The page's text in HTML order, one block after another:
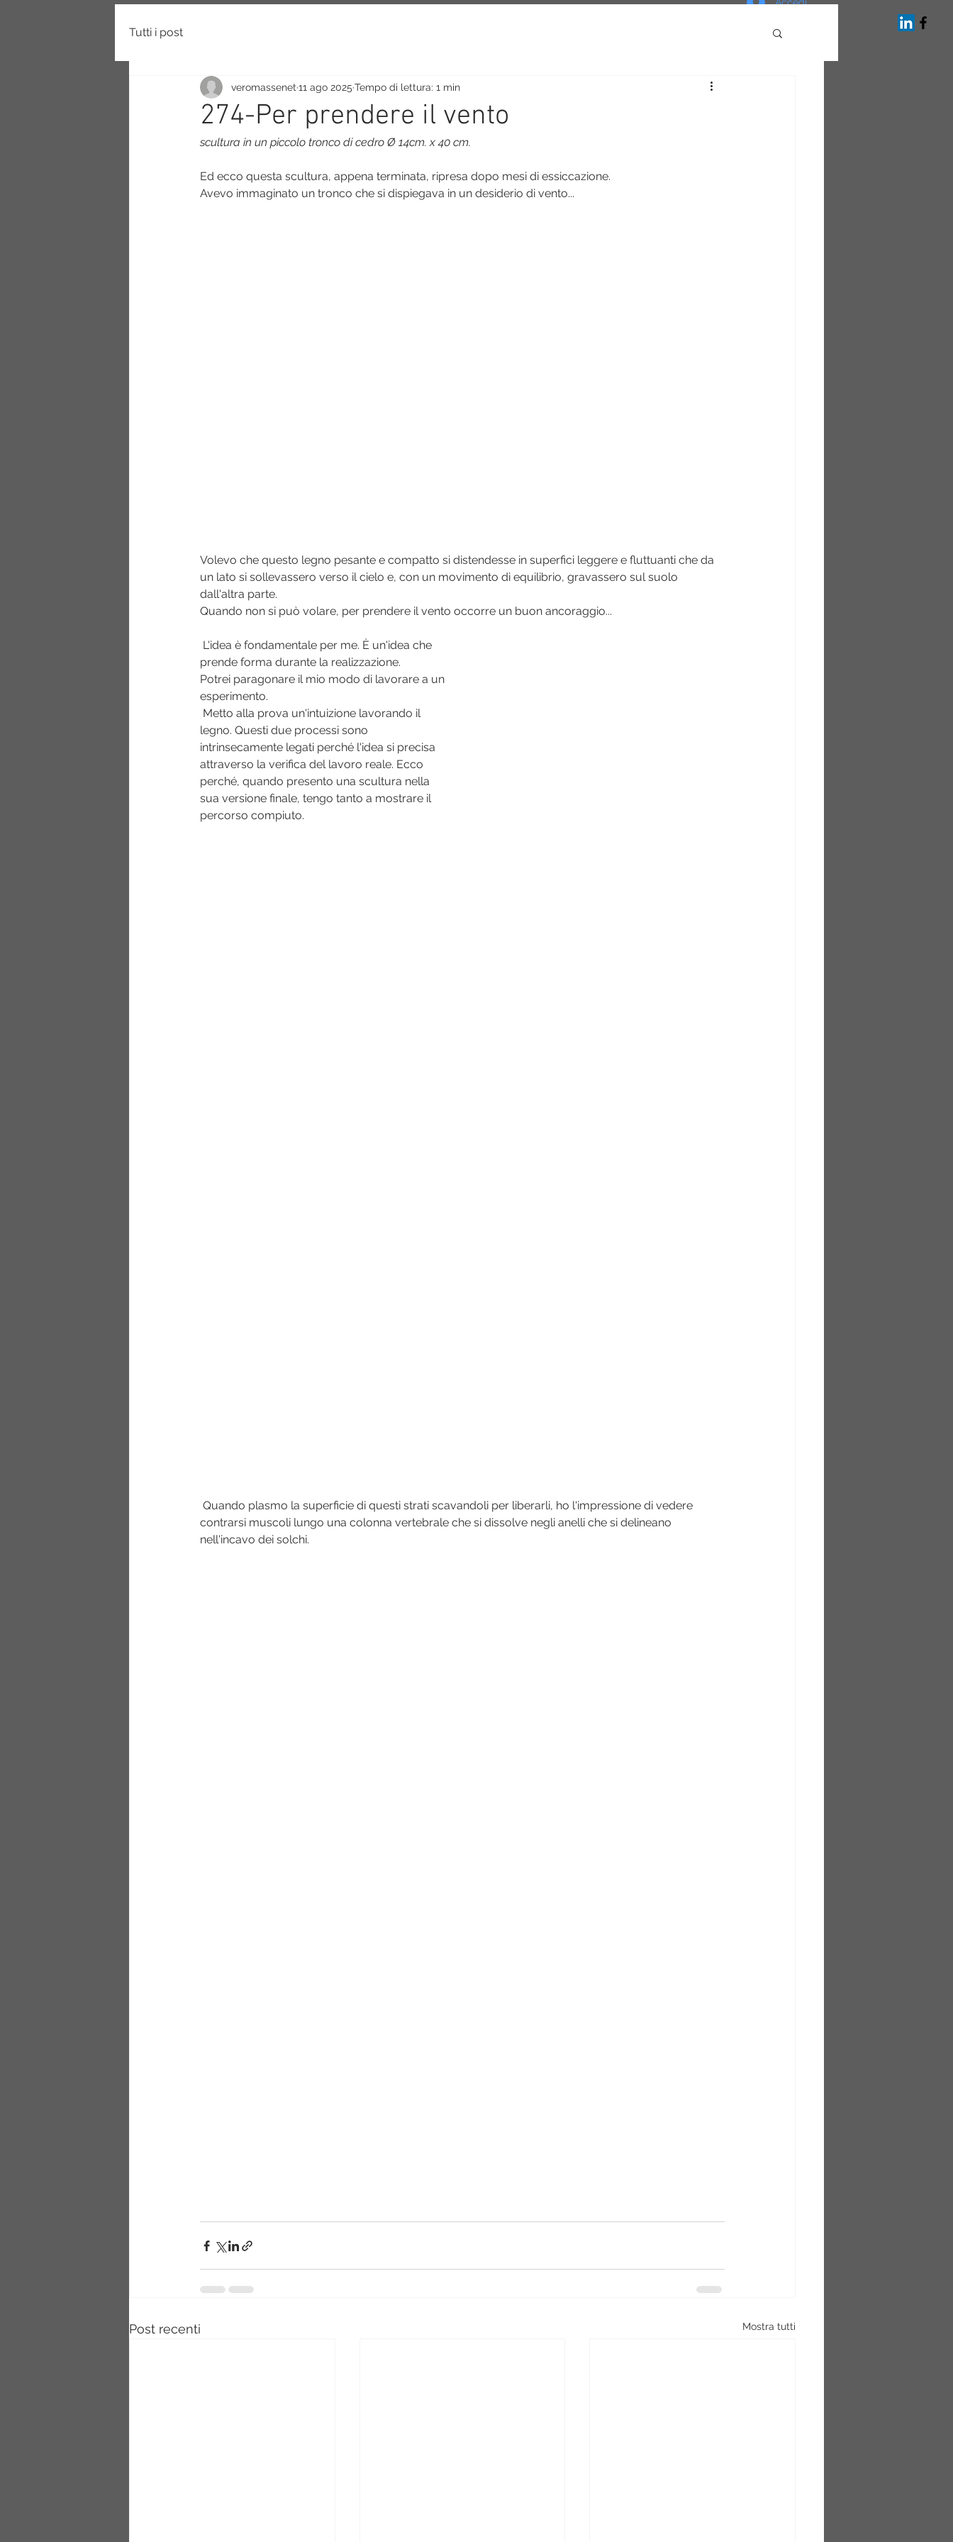
Tutti i post
274-Per prendere il vento
veromassenet 11 ago 2025 Tempo di lettura: 1 min
scultura in un piccolo tronco di cedro Ø 14cm. x 40 cm.
Ed ecco questa scultura, appena terminata, ripresa dopo mesi di essiccazione.
Avevo immaginato un tronco che si dispiegava in un desiderio di vento...
Volevo che questo legno pesante e compatto si distendesse in superfici leggere e fluttuanti che da
un lato si sollevassero verso il cielo e, con un movimento di equilibrio, gravassero sul suolo
dall'altra parte.
Quando non si può volare, per prendere il vento occorre un buon ancoraggio...
L'idea è fondamentale per me. È un'idea che
prende forma durante la realizzazione.
Potrei paragonare il mio modo di lavorare a un
esperimento.
Metto alla prova un'intuizione lavorando il
legno. Questi due processi sono
intrinsecamente legati perché l'idea si precisa
attraverso la verifica del lavoro reale. Ecco
perché, quando presento una scultura nella
sua versione finale, tengo tanto a mostrare il
percorso compiuto.
Quando plasmo la superficie di questi strati scavandoli per liberarli, ho l'impressione di vedere
contrarsi muscoli lungo una colonna vertebrale che si dissolve negli anelli che si delineano
nell'incavo dei solchi.
Post recenti Mostra tutti